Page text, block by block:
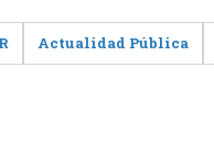
Actualidad Pública